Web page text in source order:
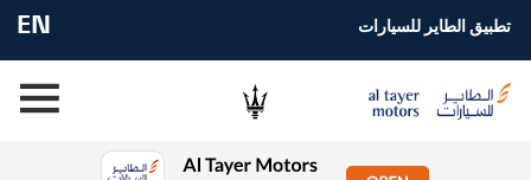
EN تطبيق الطاير للسيارات